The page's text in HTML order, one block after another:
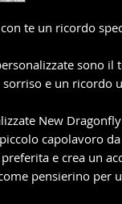
te un ricordo
sono
e un ricordo
New
capolavoro
e crea un
pensierino per